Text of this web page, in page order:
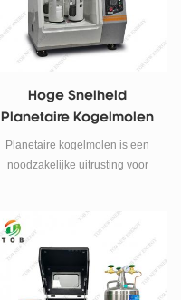
Hoge Snelheid
Planetaire Kogelmolen
Planetaire kogelmolen is een
noodzakelijke uitrusting voor
verspreiding van nanomateriaal,
ontwikkeling van nieuwe
producten en kleine
batchproductie van hightech